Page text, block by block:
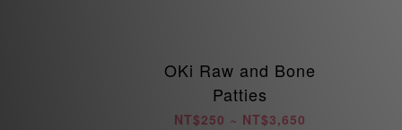
OKi Raw and Bone
Patties
NT$250 ~ NT$3,650